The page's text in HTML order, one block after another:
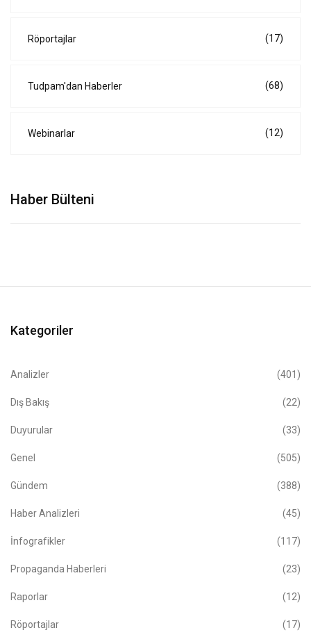
Röportajlar (17)
Tudpam'dan Haberler (68)
Webinarlar (12)
Haber Bülteni
Kategoriler
Analizler (401)
Dış Bakış (22)
Duyurular (33)
Genel (505)
Gündem (388)
Haber Analizleri (45)
İnfografikler (117)
Propaganda Haberleri (23)
Raporlar (12)
Röportajlar (17)